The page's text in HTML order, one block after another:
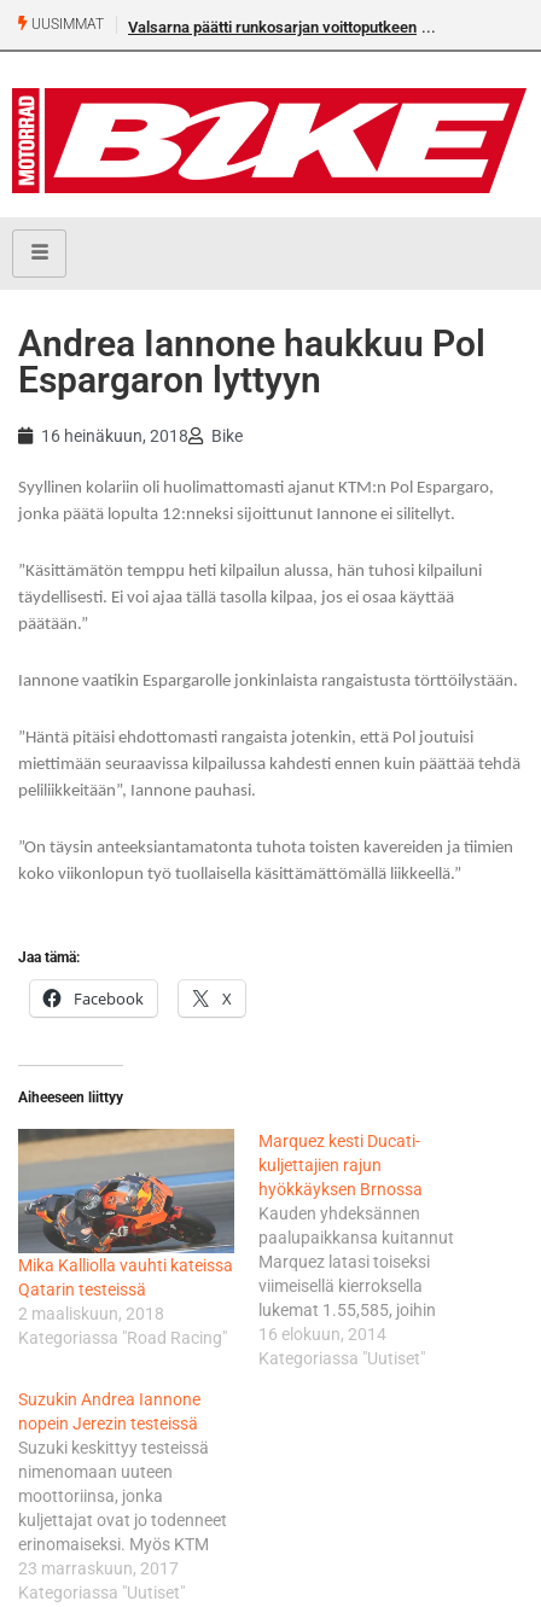
UUSIMMAT Valsarna päätti runkosarjan voittoputkeen
Andrea Iannone haukkuu Pol
Espargaron lyttyyn
16 heinäkuun, 2018 Bike
Syyllinen kolariin oli huolimattomasti ajanut KTM:n Pol Espargaro,
jonka päätä lopulta 12:nneksi sijoittunut Iannone ei silitellyt.
”Käsittämätön temppu heti kilpailun alussa, hän tuhosi kilpailuni
täydellisesti. Ei voi ajaa tällä tasolla kilpaa, jos ei osaa käyttää
päätään.”
Iannone vaatikin Espargarolle jonkinlaista rangaistusta törttöilystään.
”Häntä pitäisi ehdottomasti rangaista jotenkin, että Pol joutuisi
miettimään seuraavissa kilpailussa kahdesti ennen kuin päättää tehdä
peliliikkeitään”, Iannone pauhasi.
”On täysin anteeksiantamatonta tuhota toisten kavereiden ja tiimien
koko viikonlopun työ tuollaisella käsittämättömällä liikkeellä.”
Jaa tämä:
Facebook X
Aiheeseen liittyy
Mika Kalliolla vauhti kateissa
Qatarin testeissä
2 maaliskuun, 2018
Kategoriassa "Road Racing"
Marquez kesti Ducati-
kuljettajien rajun
hyökkäyksen Brnossa
Kauden yhdeksännen
paalupaikkansa kuitannut
Marquez latasi toiseksi
viimeisellä kierroksella
lukemat 1.55,585, joihin
muilla ei riittänyt enää ruutia
vastata. Maestrolle
16 elokuun, 2014
Kategoriassa "Uutiset"
Suzukin Andrea Iannone
nopein Jerezin testeissä
Suzuki keskittyy testeissä
nimenomaan uuteen
moottoriinsa, jonka
kuljettajat ovat jo todenneet
erinomaiseksi. Myös KTM
kulki testissä hyvin, sillä Pol
Espargaro ajoi viidenneksi
23 marraskuun, 2017
Kategoriassa "Uutiset"